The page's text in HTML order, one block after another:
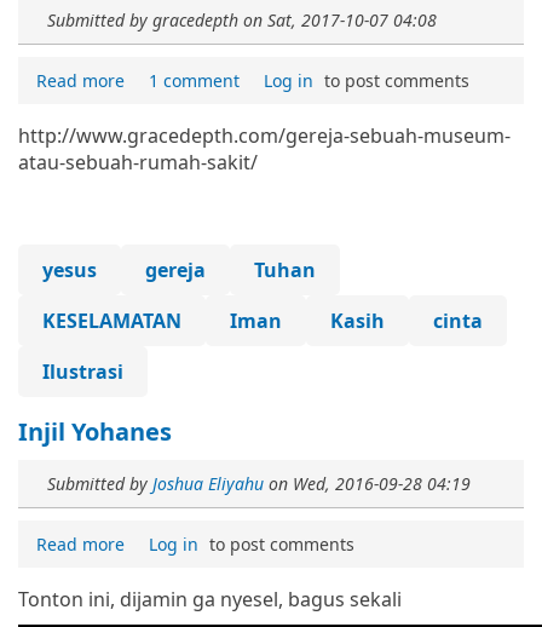
Submitted by gracedepth on Sat, 2017-10-07 04:08
Read more 1 comment Log in to post comments
http://www.gracedepth.com/gereja-sebuah-museum-
atau-sebuah-rumah-sakit/
yesus gereja
Tuhan
KESELAMATAN
Iman Kasih
cinta
Ilustrasi
Injil Yohanes
Submitted by Joshua Eliyahu on Wed, 2016-09-28 04:19
Read more Log in to post comments
Tonton ini, dijamin ga nyesel, bagus sekali